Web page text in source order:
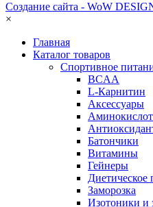
Создание сайта - WoW
×
Главная
Каталог товаров
Спортивное
BCAA
L-Карнитин
Аксессуары
Батончики
Витамины
Гейнеры
Диетическое
Заморозка
Изотоники и